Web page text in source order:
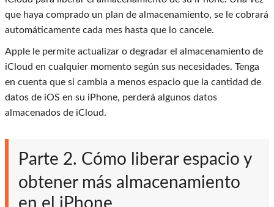
que haya comprado un plan de almacenamiento, se le cobrará
automáticamente cada mes hasta que lo cancele.
Apple le permite actualizar o degradar el almacenamiento de
iCloud en cualquier momento según sus necesidades. Tenga
en cuenta que si cambia a menos espacio que la cantidad de
datos de iOS en su iPhone, perderá algunos datos
almacenados de iCloud.
Parte 2. Cómo liberar espacio y
obtener más almacenamiento
en el iPhone